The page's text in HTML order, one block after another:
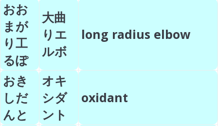
おお
まが
り工
るぽ
大曲
りエ
ルボ
long radius elbow
おき
しだ
んと
オキ
シダ
ント
oxidant